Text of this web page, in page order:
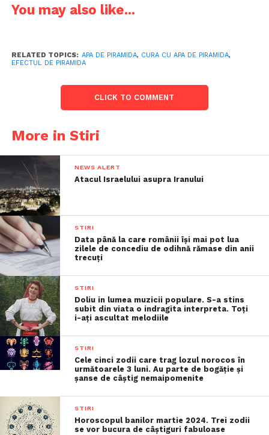
You may also like...
RELATED TOPICS: APA DE PIRAMIDA, CURA CU APA DE PIRAMIDA,
EFECTUL DE PIRAMIDA
CLICK TO COMMENT
More in Stiri
NEWS ALERT
Atacul Israelului asupra Iranului
STIRI
Data până la care românii îşi mai pot lua
zilele de concediu de odihnă rămase din anii
trecuţi
STIRI
Doliu in lumea muzicii populare. S-a stins
subit din viata o indragita interpreta. Toți
i-ați ascultat melodiile
STIRI
Cele cinci zodii care trag lozul norocos în
următoarele 3 luni. Au parte de bogăție și
șanse de câștig nemaipomenite
STIRI
Horoscopul banilor martie 2024. Trei zodii
se vor bucura de câștiguri fabuloase